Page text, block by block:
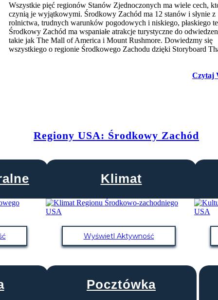
Wszystkie pięć regionów Stanów Zjednoczonych ma wiele cech,
czynią je wyjątkowymi. Środkowy Zachód ma 12 stanów i słynie z
rolnictwa, trudnych warunków pogodowych i niskiego, płaskiego
Środkowy Zachód ma wspaniałe atrakcje turystyczne do
takie jak The Mall of America i Mount Rushmore. Dowiedzmy się
wszystkiego o regionie Środkowego Zachodu dzięki Storyboard
Czytaj
Regiony USA: Środkowy Zachód
Klimat
Wyświetl Aktywność
Pocztówka